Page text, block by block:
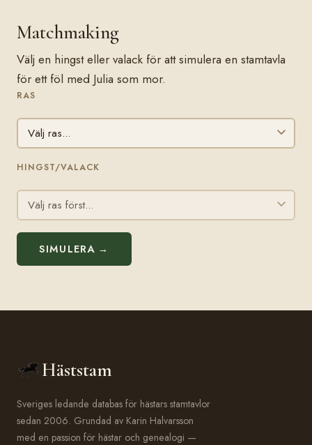
Matchmaking
Välj en hingst eller valack för att simulera en stamtavla
för ett föl med Julia som mor.
RAS
HINGST/VALACK
SIMULERA →
Häststam
Sveriges ledande databas för hästars stamtavlor
sedan 2006. Grundad av Karin Halvarsson
med en passion för hästar och genealogi —